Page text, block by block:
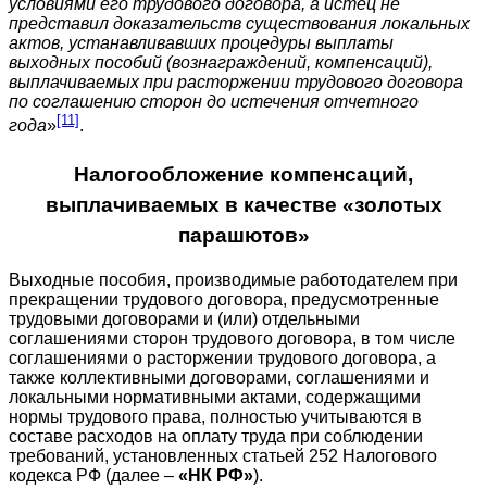
условиями его трудового договора, а истец не
представил доказательств существования локальных
актов, устанавливавших процедуры выплаты
выходных пособий (вознаграждений, компенсаций),
выплачиваемых при расторжении трудового договора
по соглашению сторон до истечения отчетного
года»[11] .
Налогообложение компенсаций,
выплачиваемых в качестве «золотых
парашютов»
Выходные пособия, производимые работодателем при
прекращении трудового договора, предусмотренные
трудовыми договорами и (или) отдельными
соглашениями сторон трудового договора, в том числе
соглашениями о расторжении трудового договора, а
также коллективными договорами, соглашениями и
локальными нормативными актами, содержащими
нормы трудового права, полностью учитываются в
составе расходов на оплату труда при соблюдении
требований, установленных статьей 252 Налогового
кодекса РФ (далее – «НК РФ»).